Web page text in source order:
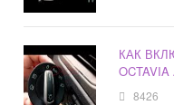
КАК
OCTAVIA
8426